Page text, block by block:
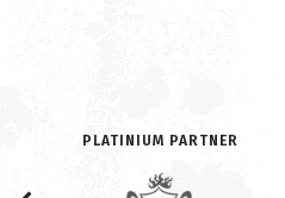
PLATINIUM PARTNER